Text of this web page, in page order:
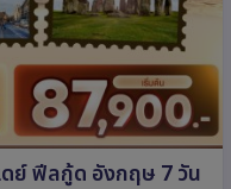
ย์ ฟีลกู้ด อังกฤษ 7 วัน